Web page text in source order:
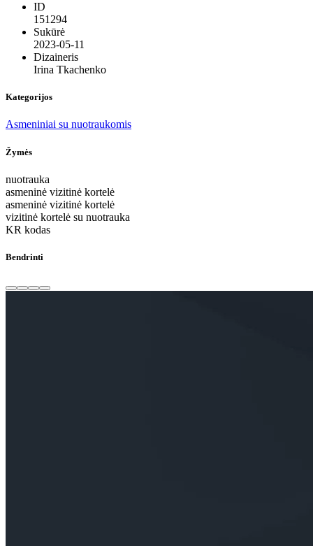
ID
151294
Sukūrė
2023-05-11
Dizaineris
Irina Tkachenko
Kategorijos
Asmeniniai su nuotraukomis
Žymės
nuotrauka
asmeninė vizitinė kortelė
asmeninė vizitinė kortelė
vizitinė kortelė su nuotrauka
KR kodas
Bendrinti